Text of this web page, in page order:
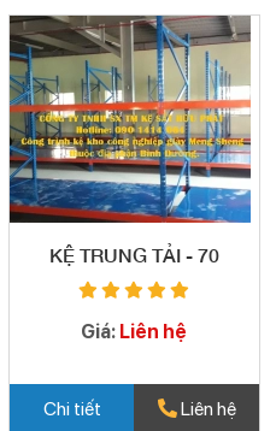
KỆ TRUNG TẢI - 70
Giá: Liên hệ
Chi tiết Liên hệ